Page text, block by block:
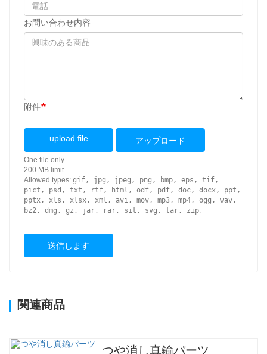
お問い合わせ内容
附件
upload file アップロード
One file only.
200 MB limit.
Allowed types: gif, jpg, jpeg, png, bmp, eps, tif,
pict, psd, txt, rtf, html, odf, pdf, doc, docx, ppt,
pptx, xls, xlsx, xml, avi, mov, mp3, mp4, ogg, wav,
bz2, dmg, gz, jar, rar, sit, svg, tar, zip.
送信します
関連商品
つや消し真鍮パーツ